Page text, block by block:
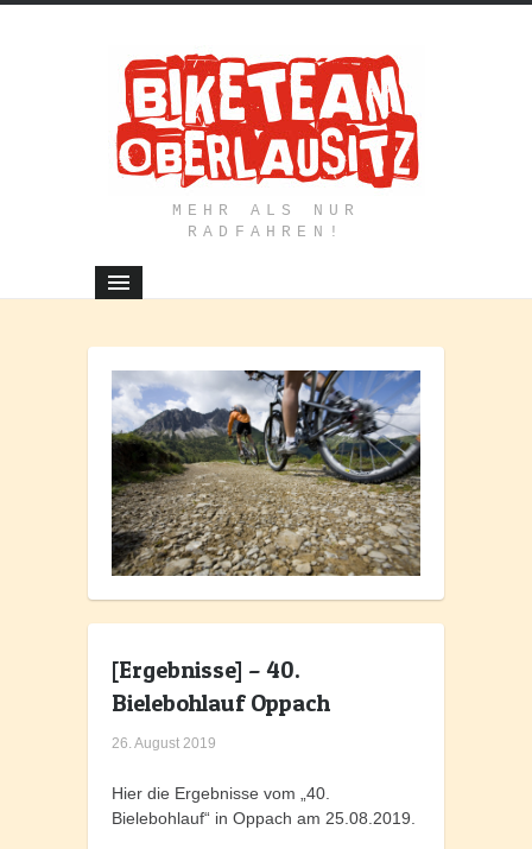
MEHR ALS NUR
RADFAHREN!
[Ergebnisse] – 40.
Bielebohlauf Oppach
26. August 2019
Hier die Ergebnisse vom „40.
Bielebohlauf“ in Oppach am 25.08.2019.